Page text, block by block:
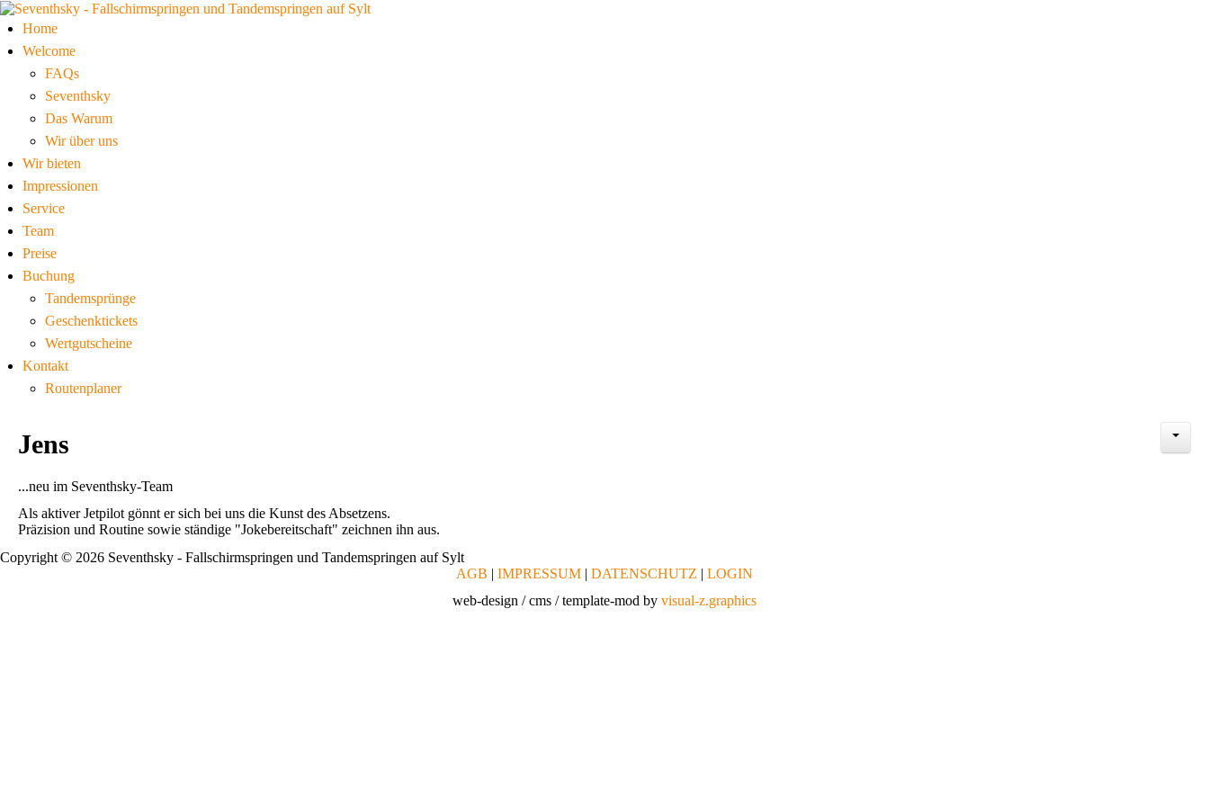
Home
Welcome
FAQs
Seventhsky
Das Warum
Wir über uns
Wir bieten
Impressionen
Service
Team
Preise
Buchung
Tandemsprünge
Geschenktickets
Wertgutscheine
Kontakt
Routenplaner
Jens
...neu im Seventhsky-Team
Als aktiver Jetpilot gönnt er sich bei uns die Kunst des Absetzens.
Präzision und Routine sowie ständige "Jokebereitschaft" zeichnen ihn aus.
Copyright © 2026 Seventhsky - Fallschirmspringen und Tandemspringen auf Sylt
AGB | IMPRESSUM | DATENSCHUTZ | LOGIN
web-design / cms / template-mod by visual-z.graphics